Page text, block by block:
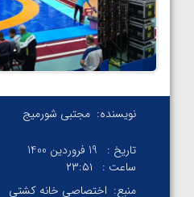
نویسنده: مجتبی شورمیج
تاریخ :
19 فروردین 1400
ساعت :
۲۳:۵۱
منبع: اختصاصی خانه کشتی